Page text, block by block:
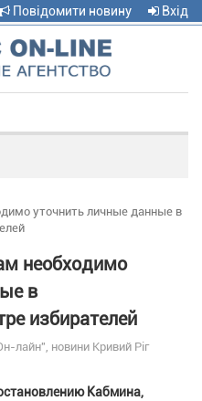
Повідомити новину Вхід
navigation
уточнить личные данные в
необходимо
в
избирателей
лайн", новини Кривий Ріг
Кабмина,